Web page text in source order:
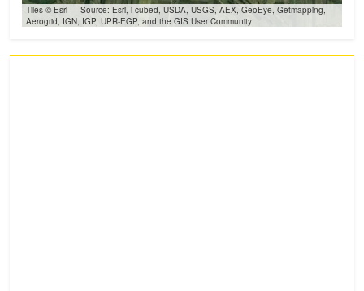
Tiles © Esri — Source: Esri, i-cubed, USDA, USGS, AEX, GeoEye, Getmapping,
Aerogrid, IGN, IGP, UPR-EGP, and the GIS User Community